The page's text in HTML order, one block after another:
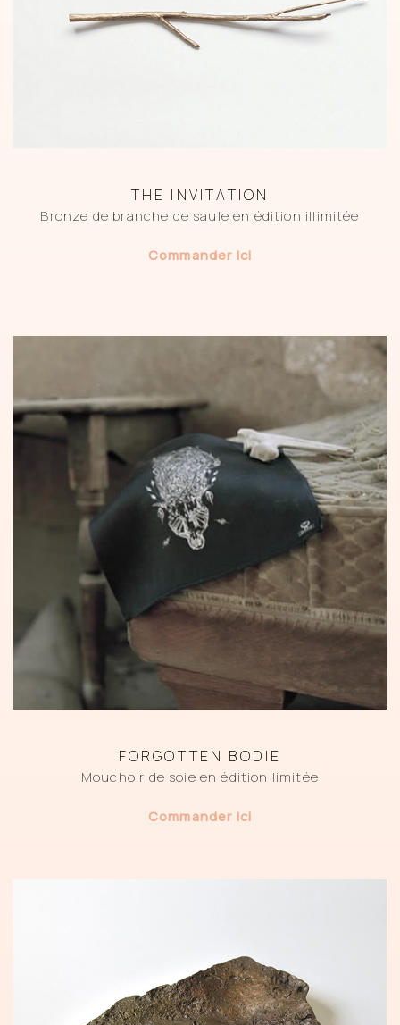
THE INVITATION
Bronze de branche de saule en édition illimitée
Commander ici
FORGOTTEN BODIE
Mouchoir de soie en édition limitée
Commander ici